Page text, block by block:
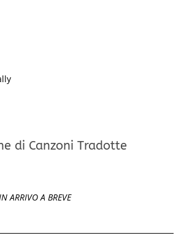
di Canzoni Tradotte
ARRIVO A BREVE